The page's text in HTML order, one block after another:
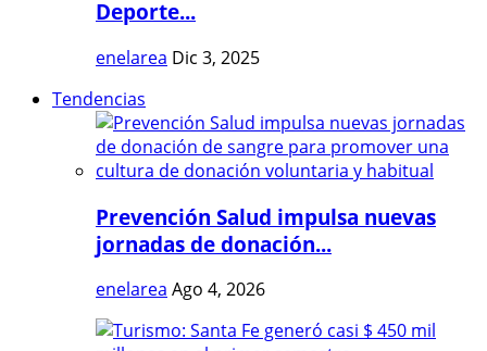
Deporte...
enelarea Dic 3, 2025
Tendencias
Prevención Salud impulsa nuevas
jornadas de donación...
enelarea Ago 4, 2026